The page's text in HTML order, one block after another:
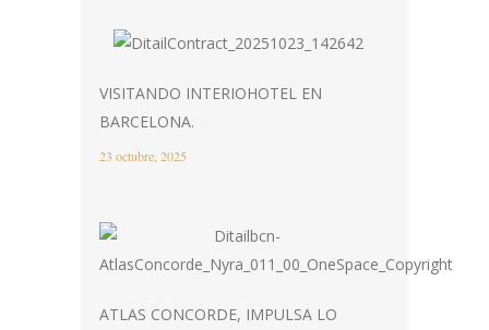
VISITANDO INTERIOHOTEL EN
BARCELONA.
23 octubre, 2025
ATLAS CONCORDE, IMPULSA LO